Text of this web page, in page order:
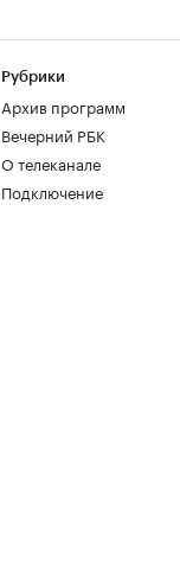
Рубрики
Архив программ
Вечерний РБК
О телеканале
Подключение